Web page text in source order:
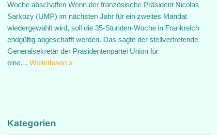
Woche abschaffen Wenn der französische Präsident Nicolas
Sarkozy (UMP) im nächsten Jahr für ein zweites Mandat
wiedergewählt wird, soll die 35-Stunden-Woche in Frankreich
endgültig abgeschafft werden. Das sagte der stellvertretende
Generalsekretär der Präsidentenpartei Union für
eine… Weiterlesen »
Kategorien